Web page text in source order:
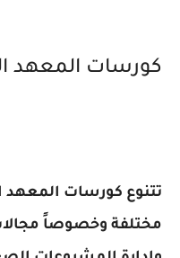
كورسات المعهد
تتنوع كورسات المعهد
مختلفة وخصوصاً مجالات